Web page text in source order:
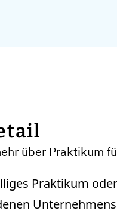
über Praktikum
Praktikum